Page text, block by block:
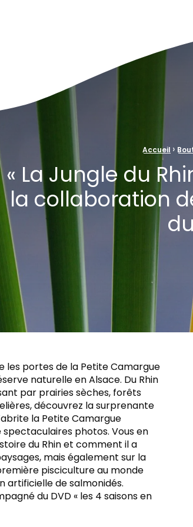
Alsacienne Réserve Naturelle au
Fil d'Ariane : Accueil ›
« La Jungle du
la collaboration
les portes de la Petite Camargue
naturelle en Alsace. Du Rhin
par prairies sèches, forêts
découvrez la surprenante
la Petite Camargue
photos. Vous en
du Rhin et comment il a
mais également sur la
pisciculture au monde
artificielle de salmonidés.
du DVD « les 4 saisons en